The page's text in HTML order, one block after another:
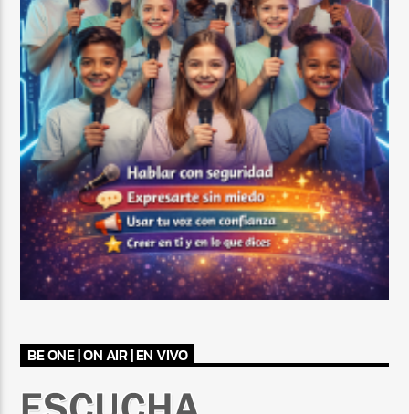
BE ONE | ON AIR | EN VIVO